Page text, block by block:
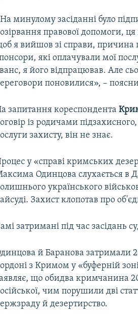
минулому засіданні було
правової допомоги,
я вийшов зі справи, причина
які оплачували мої
я його відпрацював. Але
поновилися», –
запитання кореспондента
із родичами
захисту, він не знає.
у «справі кримських
Одинцова слухається в
українського
Захист клопотав про
затримані під час засідань
й Баранова затримали
з Кримом у «буферній
що обидва кримчанина
чим порушили дві
й дезертирство.